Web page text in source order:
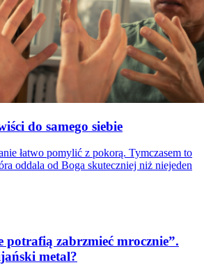
do samego siebie
łatwo pomylić z pokorą. Tymczasem to
oddala od Boga skuteczniej niż niejeden
potrafią zabrzmieć mrocznie”.
metal?